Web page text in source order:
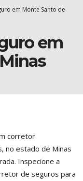
em Monte Santo de
em
corretor
no estado de Minas
Inspecione a
de seguros para